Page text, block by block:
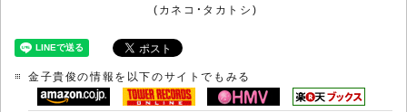
(カネコ・タカトシ)
金子貴俊の情報を以下のサイトでもみる